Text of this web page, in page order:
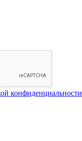
конфиденциальности